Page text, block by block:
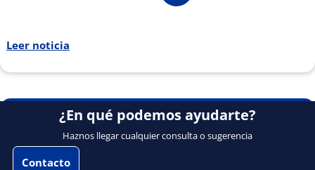
Leer noticia
¿En qué podemos ayudarte?
Haznos llegar cualquier consulta o sugerencia
Contacto